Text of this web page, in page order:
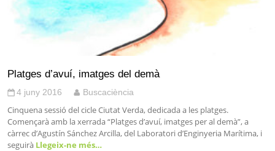
Platges d’avuí, imatges del demà
4 juny 2016 Buscaciència
Cinquena sessió del cicle Ciutat Verda, dedicada a les platges.
Començarà amb la xerrada “Platges d’avuí, imatges per al demà”, a
càrrec d’Agustín Sánchez Arcilla, del Laboratori d’Enginyeria Marítima, i
seguirà Llegeix-ne més…